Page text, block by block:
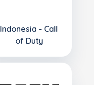
Indonesia - Call
of Duty